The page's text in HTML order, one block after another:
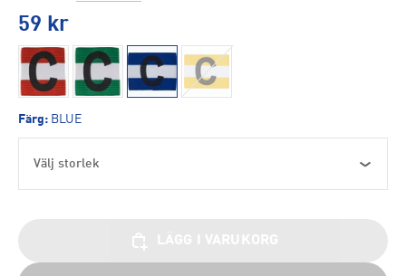
59 kr
Färg: BLUE
Välj storlek